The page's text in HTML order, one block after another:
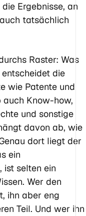
Ergebnisse, an
tatsächlich
Raster: Was
die
wie Patente und
auch Know-how,
und sonstige
davon ab, wie
dort liegt der
ein
ist selten ein
Wer den
ihn aber eng
Teil. Und wer ihn